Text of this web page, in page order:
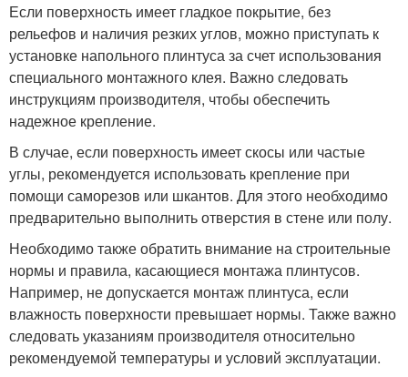
Если поверхность имеет гладкое покрытие, без
рельефов и наличия резких углов, можно приступать к
установке напольного плинтуса за счет использования
специального монтажного клея. Важно следовать
инструкциям производителя, чтобы обеспечить
надежное крепление.
В случае, если поверхность имеет скосы или частые
углы, рекомендуется использовать крепление при
помощи саморезов или шкантов. Для этого необходимо
предварительно выполнить отверстия в стене или полу.
Необходимо также обратить внимание на строительные
нормы и правила, касающиеся монтажа плинтусов.
Например, не допускается монтаж плинтуса, если
влажность поверхности превышает нормы. Также важно
следовать указаниям производителя относительно
рекомендуемой температуры и условий эксплуатации.